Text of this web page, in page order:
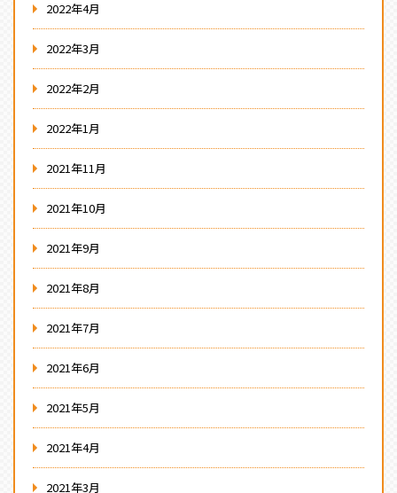
2022年4月
2022年3月
2022年2月
2022年1月
2021年11月
2021年10月
2021年9月
2021年8月
2021年7月
2021年6月
2021年5月
2021年4月
2021年3月